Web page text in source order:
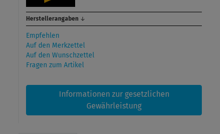
Herstellerangaben ↓
Empfehlen
Auf den Merkzettel
Auf den Wunschzettel
Fragen zum Artikel
Informationen zur gesetzlichen
Gewährleistung